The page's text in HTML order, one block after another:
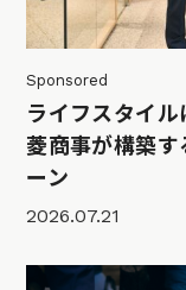
Sponsored
ライフスタイ
菱商事が構築
ーン
2026.07.21